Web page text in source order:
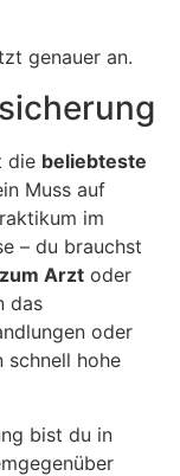
genauer an.
die beliebteste
Muss auf
im
– du brauchst
Arzt oder
das
oder
schnell hohe
bist du in